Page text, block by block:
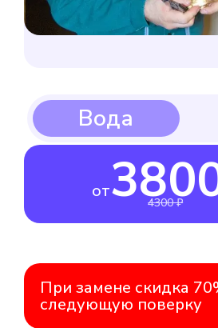
от
4300 ₽
При замене скидка
следующую поверку